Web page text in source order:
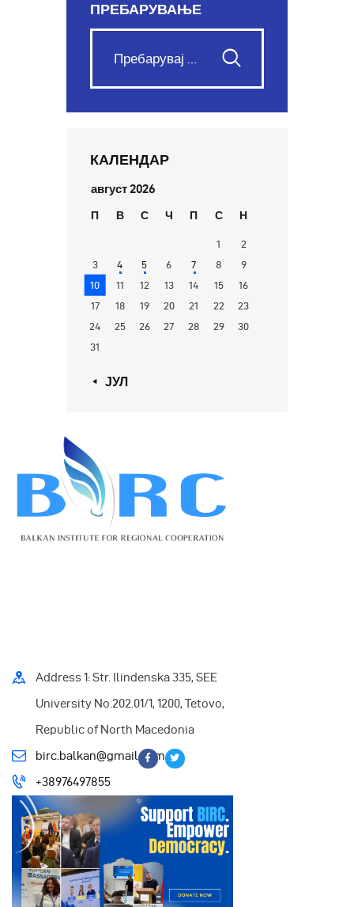
ПРЕБАРУВАЊЕ
КАЛЕНДАР
август 2026
П В С Ч П С Н
1
2
3
4 5 6 7 8
9
10
11 12 13 14 15
16
17
18 19 20 21 22
23
24
25 26 27 28 29
30
31
« ЈУЛ
Address 1: Str. Ilindenska 335, SEE
University No.202.01/1, 1200, Tetovo,
Republic of North Macedonia
birc.balkan@gmail.com
+38976497855